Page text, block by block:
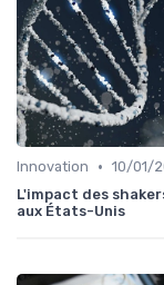
Innovation • 10/01/
L'impact des
aux États-Unis